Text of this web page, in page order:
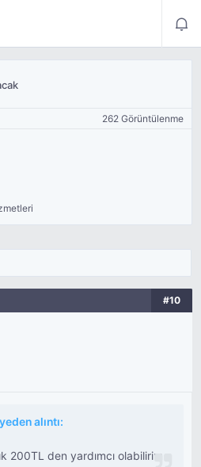
262 Görüntülenme
#10
alıntı:
200TL den yardımcı olabilirim